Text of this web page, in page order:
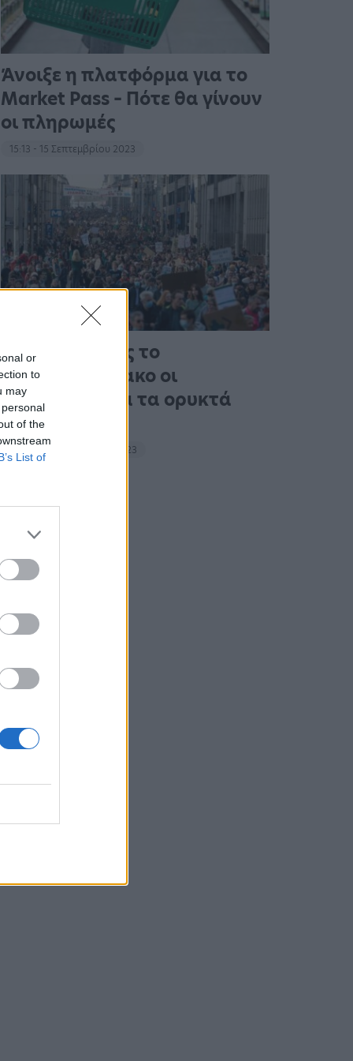
or
to
may
of the
List of
Άνοιξε η πλατφόρμα για το
Market Pass – Πότε θα γίνουν
οι πληρωμές
15:13 - 15 Σεπτεμβρίου 2023
Στους δρόμους το
Σαββατοκύριακο οι
ακτιβιστές για τα ορυκτά
καύσιμα
14:27 - 15 Σεπτεμβρίου 2023